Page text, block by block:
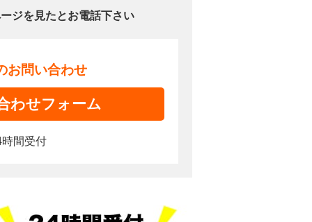
ジを見たとお電話下さい
お問い合わせ
わせフォーム
間受付